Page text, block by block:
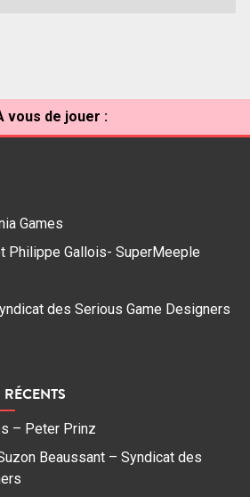
vous de jouer :
Games
Philippe Gallois- SuperMeeple
des Serious Game Designers
– Peter Prinz
Beaussant – Syndicat des